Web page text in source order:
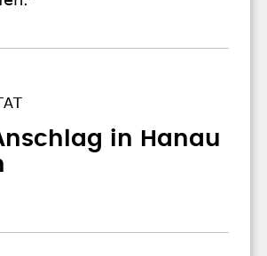
in Hanau